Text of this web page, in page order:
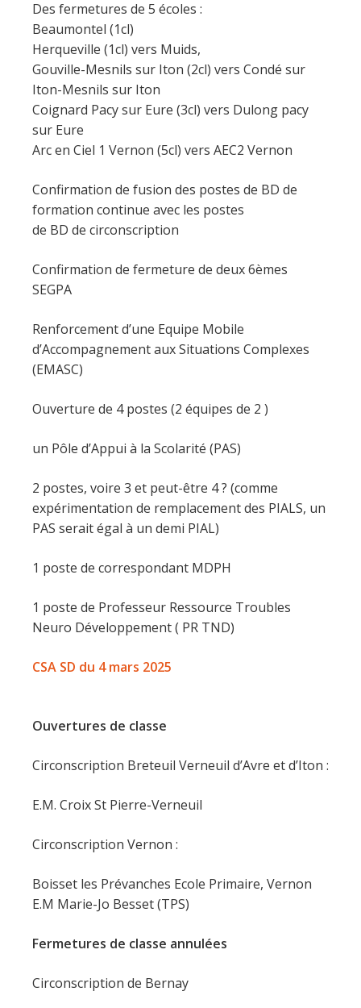
Des fermetures de 5 écoles :
Beaumontel (1cl)
Herqueville (1cl) vers Muids,
Gouville-Mesnils sur Iton (2cl) vers Condé sur
Iton-Mesnils sur Iton
Coignard Pacy sur Eure (3cl) vers Dulong pacy
sur Eure
Arc en Ciel 1 Vernon (5cl) vers AEC2 Vernon
Confirmation de fusion des postes de BD de
formation continue avec les postes
de BD de circonscription
Confirmation de fermeture de deux 6èmes
SEGPA
Renforcement d’une Equipe Mobile
d’Accompagnement aux Situations Complexes
(EMASC)
Ouverture de 4 postes (2 équipes de 2 )
un Pôle d’Appui à la Scolarité (PAS)
2 postes, voire 3 et peut-être 4 ? (comme
expérimentation de remplacement des PIALS, un
PAS serait égal à un demi PIAL)
1 poste de correspondant MDPH
1 poste de Professeur Ressource Troubles
Neuro Développement ( PR TND)
CSA SD du 4 mars 2025
Ouvertures de classe
Circonscription Breteuil Verneuil d’Avre et d’Iton :
E.M. Croix St Pierre-Verneuil
Circonscription Vernon :
Boisset les Prévanches Ecole Primaire, Vernon
E.M Marie-Jo Besset (TPS)
Fermetures de classe annulées
Circonscription de Bernay